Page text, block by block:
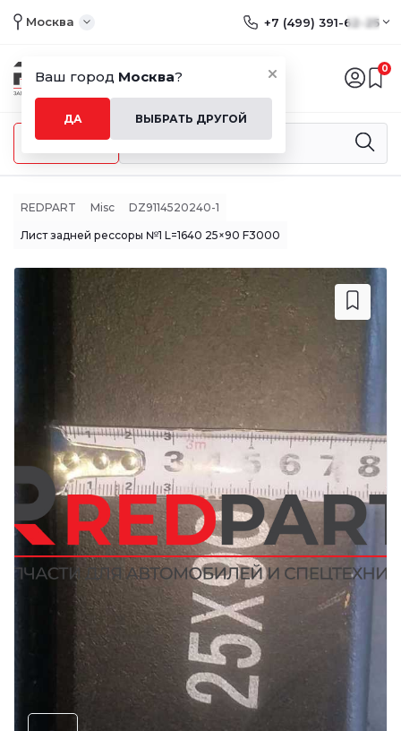
Ваш город Москва?
ДА ВЫБРАТЬ ДРУГОЙ
Москва +7 (499) 391-62-25
0
Меню
REDPART Misc DZ9114520240-1
Лист задней рессоры №1 L=1640 25×90 F3000